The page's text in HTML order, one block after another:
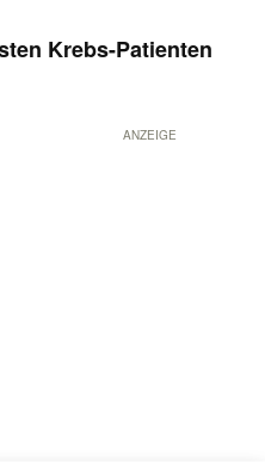
Krebs-Patienten
ANZEIGE